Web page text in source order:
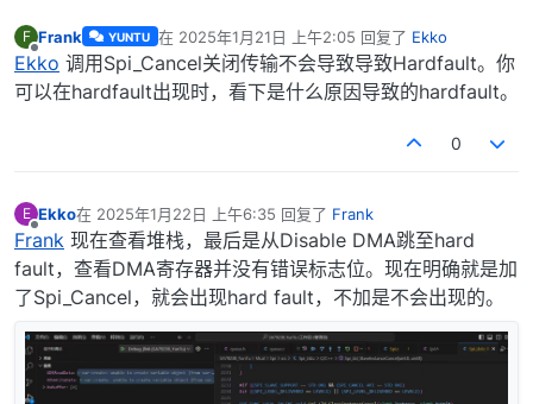
F
离线
Frank YUNTU 在 2025年1月21日 上午2:05 回复了 Ekko
最后由 编辑
Ekko 调用Spi_Cancel关闭传输不会导致导致Hardfault。你
可以在hardfault出现时，看下是什么原因导致的hardfault。
0
E
离线
Ekko在 2025年1月22日 上午6:35 回复了 Frank
最后由 编辑
Frank 现在查看堆栈，最后是从Disable DMA跳至hard
fault，查看DMA寄存器并没有错误标志位。现在明确就是加
了Spi_Cancel，就会出现hard fault，不加是不会出现的。